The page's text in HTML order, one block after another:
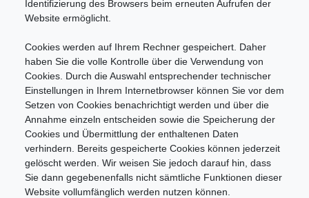
Identifizierung des Browsers beim erneuten Aufrufen der
Website ermöglicht.
Cookies werden auf Ihrem Rechner gespeichert. Daher
haben Sie die volle Kontrolle über die Verwendung von
Cookies. Durch die Auswahl entsprechender technischer
Einstellungen in Ihrem Internetbrowser können Sie vor dem
Setzen von Cookies benachrichtigt werden und über die
Annahme einzeln entscheiden sowie die Speicherung der
Cookies und Übermittlung der enthaltenen Daten
verhindern. Bereits gespeicherte Cookies können jederzeit
gelöscht werden. Wir weisen Sie jedoch darauf hin, dass
Sie dann gegebenenfalls nicht sämtliche Funktionen dieser
Website vollumfänglich werden nutzen können.